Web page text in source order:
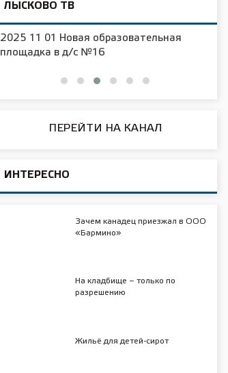
ЛЫСКОВО ТВ
2025 11 01 Новая образовательная
площадка в д/с №16
ПЕРЕЙТИ НА КАНАЛ
ИНТЕРЕСНО
Зачем канадец приезжал в ООО
«Бармино»
На кладбище – только по
разрешению
Жильё для детей-сирот